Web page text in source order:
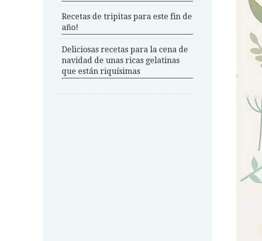
Recetas de tripitas para este fin de
año!
Deliciosas recetas para la cena de
navidad de unas ricas gelatinas
que están riquísimas